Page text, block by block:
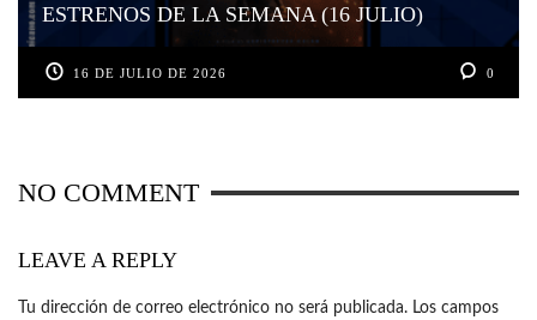
ESTRENOS DE LA SEMANA (16 JULIO)
16 DE JULIO DE 2026 0
NO COMMENT
LEAVE A REPLY
Tu dirección de correo electrónico no será publicada. Los campos